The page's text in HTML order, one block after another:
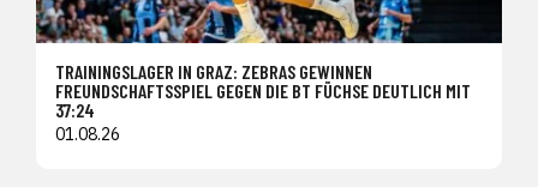
TRAININGSLAGER IN GRAZ: ZEBRAS GEWINNEN
FREUNDSCHAFTSSPIEL GEGEN DIE BT FÜCHSE DEUTLICH MIT
37:24
01.08.26